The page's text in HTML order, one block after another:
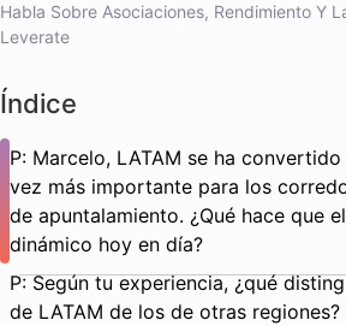
Habla Sobre Asociaciones, Rendimiento Y
Leverate
Índice
P: Marcelo, LATAM se ha
vez más importante para los
de apuntalamiento. ¿Qué hace que
dinámico hoy en día?
P: Según tu experiencia, ¿qué
de LATAM de los de otras regiones?